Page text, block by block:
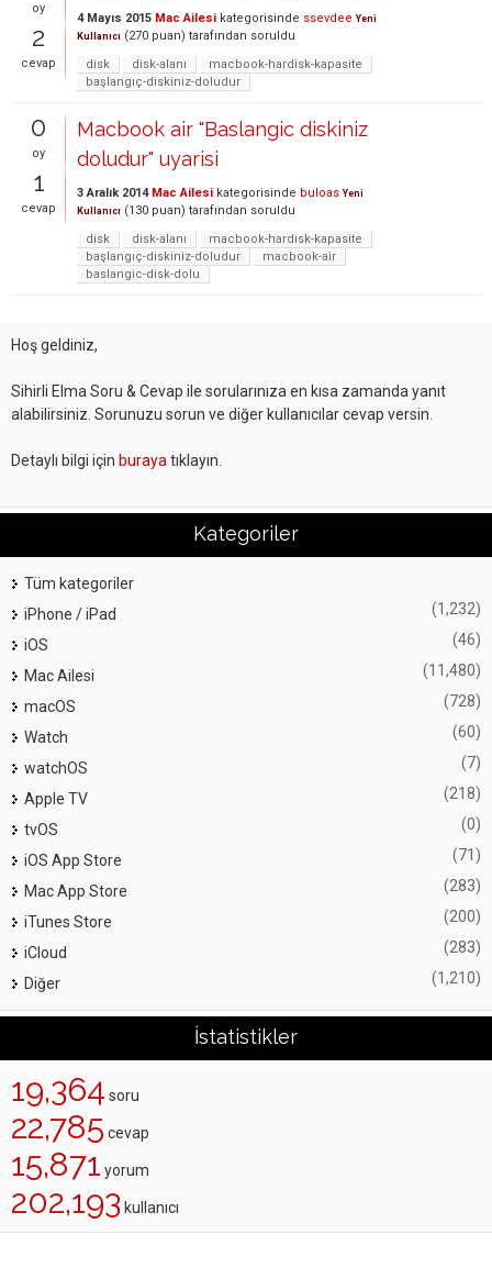
oy
2
cevap
4 Mayıs 2015 Mac Ailesi kategorisinde ssevdee Yeni
Kullanıcı (270 puan) tarafından soruldu
disk
disk-alanı
macbook-hardisk-kapasite
başlangıç-diskiniz-doludur
0
oy
1
cevap
Macbook air "Baslangic diskiniz
doludur" uyarisi
3 Aralık 2014 Mac Ailesi kategorisinde buloas Yeni
Kullanıcı (130 puan) tarafından soruldu
disk
disk-alanı
macbook-hardisk-kapasite
başlangıç-diskiniz-doludur
macbook-air
baslangic-disk-dolu
Hoş geldiniz,
Sihirli Elma Soru & Cevap ile sorularınıza en kısa zamanda yanıt
alabilirsiniz. Sorunuzu sorun ve diğer kullanıcılar cevap versin.
Detaylı bilgi için buraya tıklayın.
Kategoriler
Tüm kategoriler
iPhone / iPad
(1,232)
iOS (46)
Mac Ailesi (11,480)
macOS (728)
Watch (60)
watchOS (7)
Apple TV (218)
tvOS (0)
iOS App Store (71)
Mac App Store (283)
iTunes Store (200)
iCloud (283)
Diğer (1,210)
İstatistikler
19,364 soru
22,785 cevap
15,871 yorum
202,193 kullanıcı